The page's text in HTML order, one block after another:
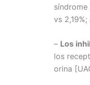
vs 2,19%;
– Los
los
orina